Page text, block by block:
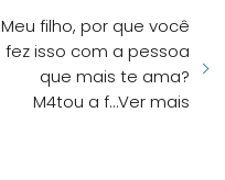
Meu filho, por que você
fez isso com a pessoa
que mais te ama?
M4tou a f…Ver mais